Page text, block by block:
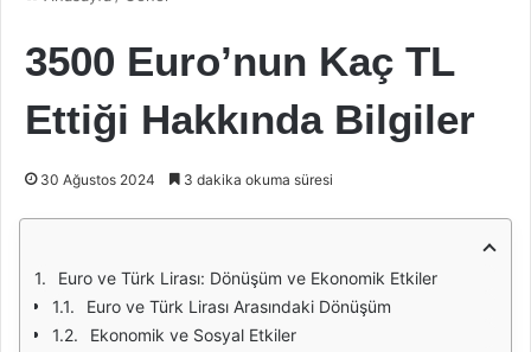
3500 Euro’nun Kaç TL
Ettiği Hakkında Bilgiler
30 Ağustos 2024 3 dakika okuma süresi
Euro ve Türk Lirası: Dönüşüm ve Ekonomik Etkiler
Euro ve Türk Lirası Arasındaki Dönüşüm
Ekonomik ve Sosyal Etkiler